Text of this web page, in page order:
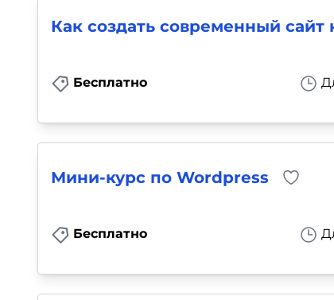
Как создать современный сайт
Бесплатно
Мини-курс по Wordpress
Бесплатно